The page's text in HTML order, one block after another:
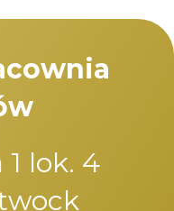
1 lok. 4